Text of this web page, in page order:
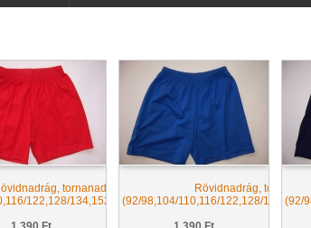
tornanadrág
122,128/134,152/158,S,M)
Rövidnadrág,
(92/98,104/110,116/122,128/134,140/
(92/